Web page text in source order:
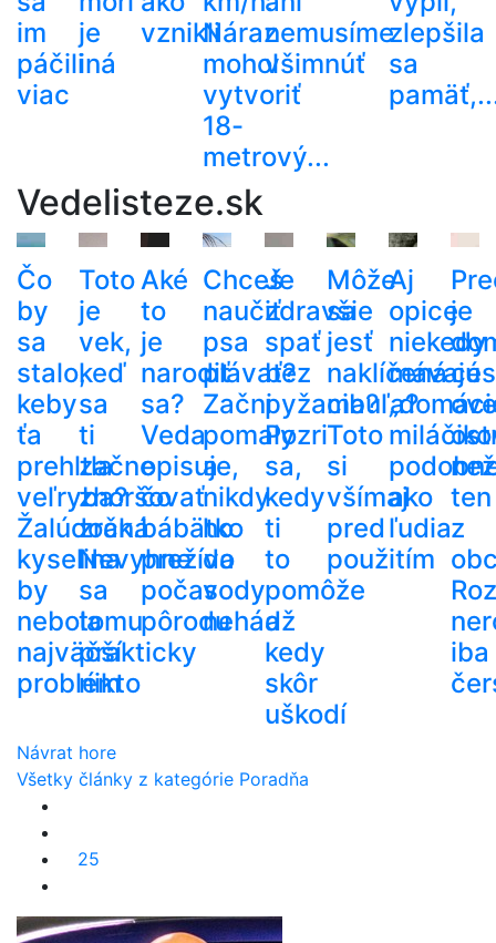
im
páčili
viac
je
iná
vznikliNáraz
mohol
vytvoriť
18-
metrový...
nemusíme
všimnúť
zlepšila
sa
Vedelisteze.sk
Čo
by
sa
stalo,
keby
ťa
prehltla
veľryba?
Žalúdočná
kyselina
by
nebola
najväčší
problém
Toto
je
vek,
keď
sa
ti
začne
zhoršovať
zrak.
Nevyhne
sa
tomu
prakticky
nikto
Aké
to
je
narodiť
sa?
Veda
opisuje,
čo
bábätko
prežíva
počas
pôrodu
Chceš
naučiť
psa
plávať?
Začni
pomaly
a
nikdy
ho
do
vody
nehádž
Je
zdravšie
spať
bez
pyžama?
Pozri
sa,
kedy
ti
to
pomôže
a
kedy
skôr
uškodí
Môže
sa
jesť
naklíčená
cibuľa?
Toto
si
všímaj
pred
použitím
Aj
opice
niekedy
mávajú
ako
ľudia
je
než
ten
z
iba
Návrat hore
Všetky články z kategórie Poradňa
25